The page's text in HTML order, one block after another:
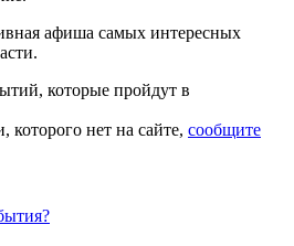
афиша самых интересных
которые пройдут в
которого нет на сайте, сообщите